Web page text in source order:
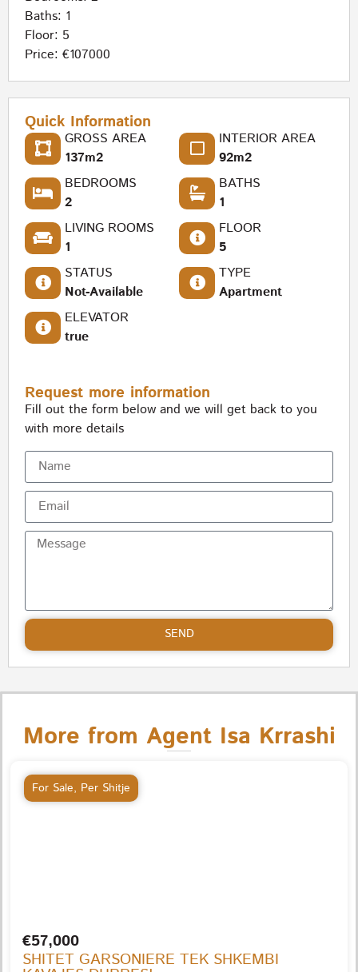
Baths: 1
Floor: 5
Price: €107000
Quick Information
GROSS AREA
137m2
INTERIOR AREA
92m2
BEDROOMS
2
BATHS
1
LIVING ROOMS
1
FLOOR
5
STATUS
Not-Available
TYPE
Apartment
ELEVATOR
true
Request more information
Fill out the form below and we will get back to you
with more details
SEND
More from Agent Isa Krrashi
For Sale, Per Shitje
€57,000
SHITET GARSONIERE TEK SHKEMBI